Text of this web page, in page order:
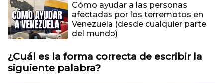
Cómo ayudar a las personas
afectadas por los terremotos en
Venezuela (desde cualquier parte
del mundo)
¿Cuál es la forma correcta de escribir la
siguiente palabra?